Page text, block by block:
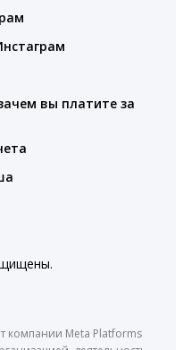
вы платите за
компании Meta Platforms